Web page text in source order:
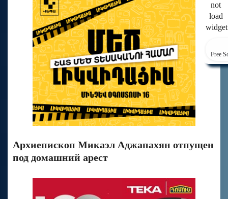
not
load
Free
Архиепископ Микаэл Аджапахян отпущен
под домашний арест